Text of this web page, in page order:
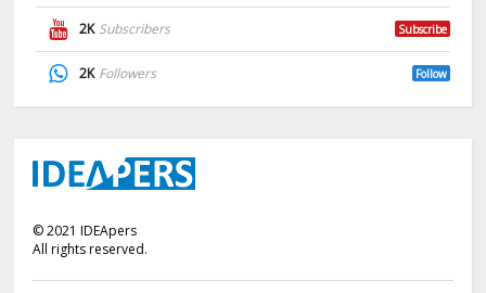
2K Subscribers Subscribe
2K Followers Follow
©2021 IDEApers
All rights reserved.